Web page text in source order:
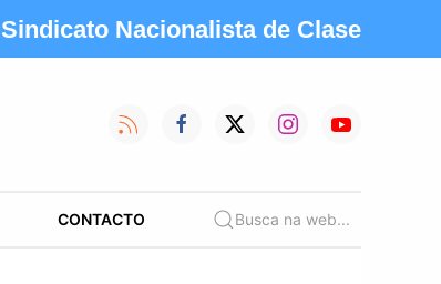
Sindicato Nacionalista de Clase
CONTACTO Busca na web...